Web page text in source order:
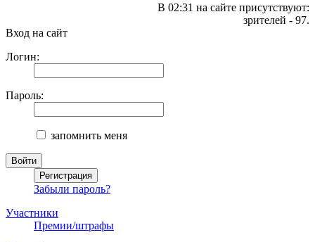
В 02:31 на сайте присутствуют:
зрителей - 97.
Вход на сайт
Логин:
Пароль:
запомнить меня
Забыли пароль?
Участники
Премии/штрафы